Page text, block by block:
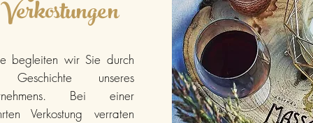
Verkostungen
begleiten wir Sie durch
unseres
Bei einer
Verkostung verraten